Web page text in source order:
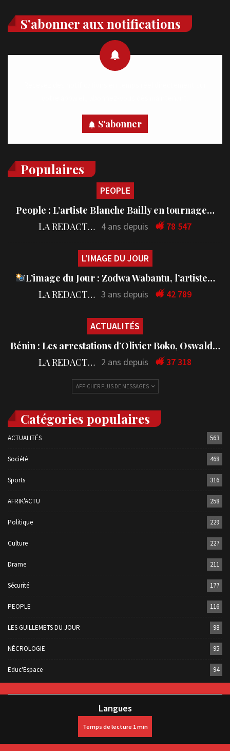
S’abonner aux notifications
S'abonner
Populaires
PEOPLE
People : L’artiste Blanche Bailly en tournage…
LA REDACTION 4 ans depuis 78 547
L'IMAGE DU JOUR
L’image du Jour : Zodwa Wabantu, l’artiste…
LA REDACTION 3 ans depuis 42 789
ACTUALITÉS
Bénin : Les arrestations d’Olivier Boko, Oswald…
LA REDACTION 2 ans depuis 37 318
AFFICHER PLUS DE MESSAGES
Catégories populaires
ACTUALITÉS 563
Société 468
Sports 316
AFRIK'ACTU 258
Politique 229
Culture 227
Drame 211
Sécurité 177
PEOPLE 116
LES GUILLEMETS DU JOUR 98
NÉCROLOGIE 95
Educ'Espace 94
Langues